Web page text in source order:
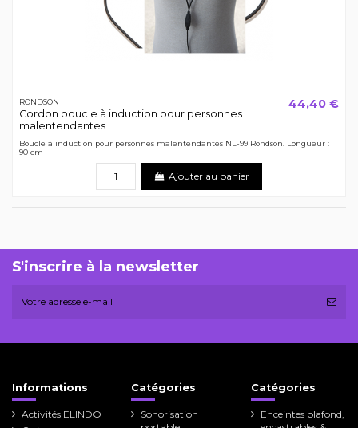
RONDSON
Cordon boucle à induction pour personnes
malentendantes
44,40 €
Boucle à induction pour personnes malentendantes NL-99 Rondson. Longueur :
90 cm
Ajouter au panier
S'inscrire à la newsletter
Informations
Activités ELINDO
Catégories
Sonorisation
Catégories
Enceintes plafond,